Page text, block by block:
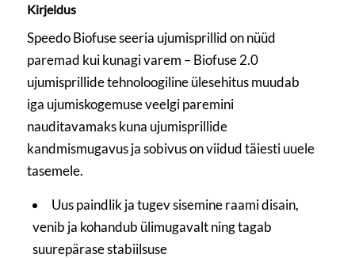
Kirjeldus
Speedo Biofuse seeria ujumisprillid on nüüd
paremad kui kunagi varem – Biofuse 2.0
ujumisprillide tehnoloogiline ülesehitus muudab
iga ujumiskogemuse veelgi paremini
nauditavamaks kuna ujumisprillide
kandmismugavus ja sobivus on viidud täiesti uuele
tasemele.
Uus paindlik ja tugev sisemine raami disain,
venib ja kohandub ülimugavalt ning tagab
suurepärase stabiilsuse